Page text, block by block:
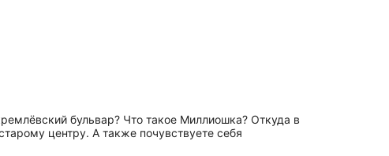
бульвар? Что такое Миллиошка? Откуда в
центру. А также почувствуете себя